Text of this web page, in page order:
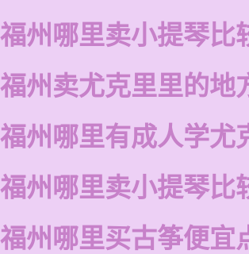
福州哪里卖小提琴比
福州卖尤克里里的地
福州哪里有成人学尤
福州哪里卖小提琴比
福州哪里买古筝便宜